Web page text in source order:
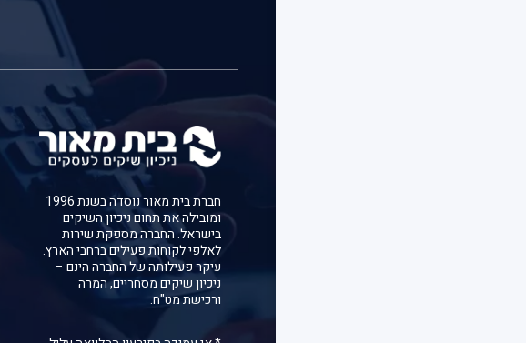
חברת בית מאור נוסדה בשנת 1996
ומובילה את תחום ניכיון השיקים
בישראל. החברה מספקת שירות
לאלפי לקוחות פעילים ברחבי הארץ.
עיקר פעילותה של החברה הינם –
ניכיון שיקים מסחריים, המרה
ורכישת מט"ח.